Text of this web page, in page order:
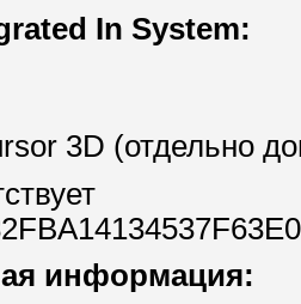
In System:
3D (отдельно
информация: